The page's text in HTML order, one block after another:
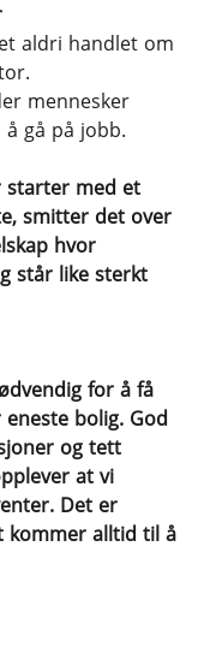
aldri handlet om
mennesker
gå på jobb.
starter med et
smitter det over
hvor
står like sterkt
for å få
bolig. God
og tett
at vi
Det er
kommer alltid til å